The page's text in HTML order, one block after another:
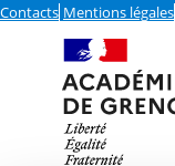
Contacts Mentions légales